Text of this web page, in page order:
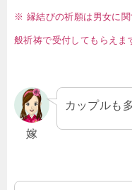
※ 縁結びの祈願は男女に
般祈祷で受付してもらえま
嫁
カップルも